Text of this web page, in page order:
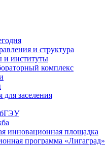
и структура
и институты
комплекс
заселения
инновационная площадка
программа «Лигаград»­­